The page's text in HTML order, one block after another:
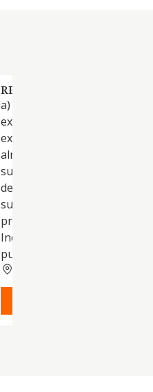
RECURSOS CUENCA
a) La prospección, sondeos,
exploración, investigación,
explotación,
almacenamiento, transporte,
suministro y venta de toda
deyacimientos, recursos,
sustancias minerales y
preciosos. b) El
Industrias relacionadas con
punto anterior para la